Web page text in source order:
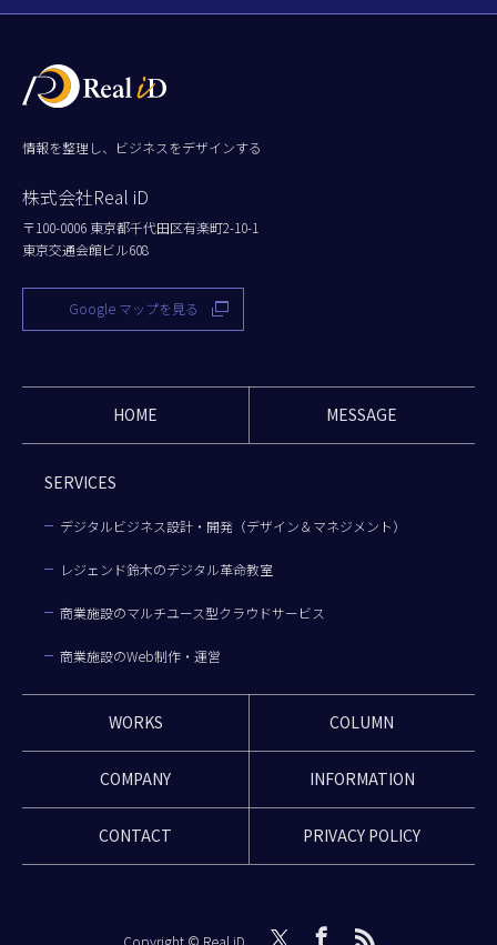
情報を整理し、ビジネスをデザインする
株式会社Real iD
〒100-0006 東京都千代田区有楽町2-10-1
東京交通会館ビル608
Google マップを見る
HOME MESSAGE
SERVICES
デジタルビジネス設計・開発（デザイン＆マネジメント）
レジェンド鈴木のデジタル革命教室
商業施設のマルチユース型クラウドサービス
商業施設のWeb制作・運営
WORKS COLUMN
COMPANY INFORMATION
CONTACT PRIVACY POLICY
Copyright © Real iD